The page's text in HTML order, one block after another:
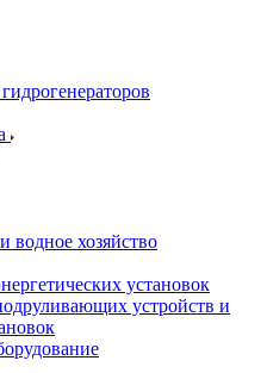
хозяйство
установок
устройств и